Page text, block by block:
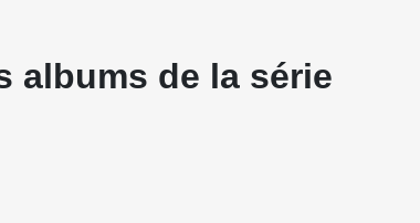
albums de la série